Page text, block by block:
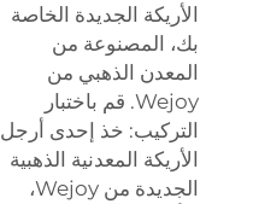
الأريكة الجديدة الخاصة
بك، المصنوعة من
المعدن الذهبي من
Wejoy. قم باختبار
التركيب: خذ إحدى أرجل
الأريكة المعدنية الذهبية
الجديدة من Wejoy،